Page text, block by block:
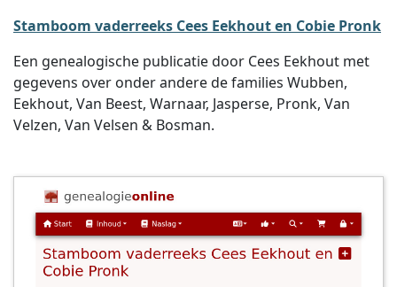
Stamboom vaderreeks Cees Eekhout en Cobie Pronk
Een genealogische publicatie door Cees Eekhout met
gegevens over onder andere de families Wubben,
Eekhout, Van Beest, Warnaar, Jasperse, Pronk, Van
Velzen, Van Velsen & Bosman.